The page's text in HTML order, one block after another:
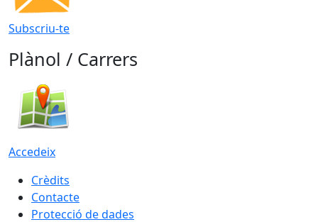
Subscriu-te
Plànol / Carrers
Accedeix
Crèdits
Contacte
Protecció de dades